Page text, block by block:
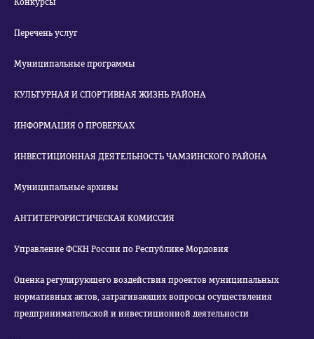
Конкурсы
Перечень услуг
Муниципальные программы
КУЛЬТУРНАЯ И СПОРТИВНАЯ ЖИЗНЬ РАЙОНА
ИНФОРМАЦИЯ О ПРОВЕРКАХ
ИНВЕСТИЦИОННАЯ ДЕЯТЕЛЬНОСТЬ ЧАМЗИНСКОГО РАЙОНА
Муниципальные архивы
АНТИТЕРРОРИСТИЧЕСКАЯ КОМИССИЯ
Управление ФСКН России по Республике Мордовия
Оценка регулирующего воздействия проектов муниципальных
нормативных актов, затрагивающих вопросы осуществления
предпринимательской и инвестиционной деятельности